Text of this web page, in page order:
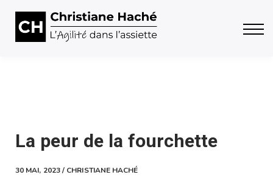
Cours / Publications
La peur de la fourchette
30 MAI, 2023 / CHRISTIANE HACHÉ